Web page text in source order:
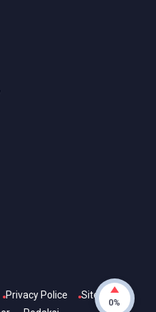
Privacy Police
Sitemap
0%